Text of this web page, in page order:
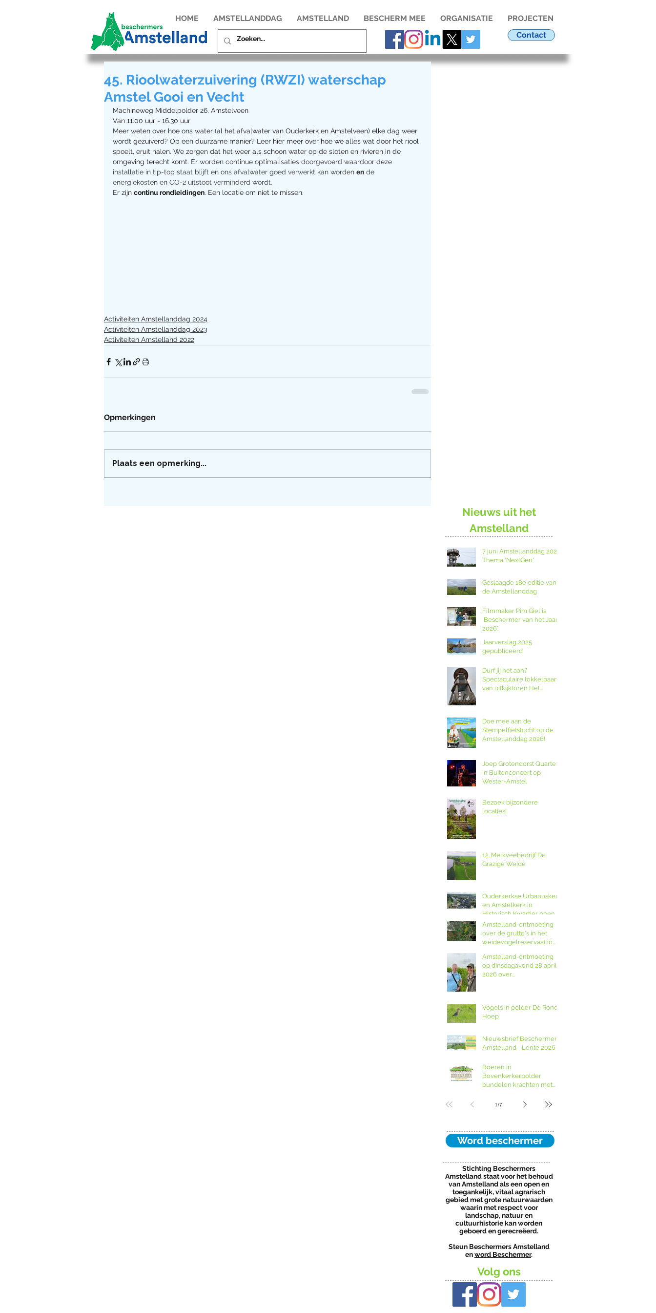
HOME AMSTELLANDDAG AMSTELLAND BESCHERM MEE ORGANISATIE
PROJECTEN
Contact
45. Rioolwaterzuivering (RWZI) waterschap
Amstel Gooi en Vecht
Machineweg Middelpolder 26, Amstelveen
Van 11.00 uur - 16.30 uur
Meer weten over hoe ons water (al het afvalwater van Ouderkerk en Amstelveen) elke dag weer
wordt gezuiverd? Op een duurzame manier? Leer hier meer over hoe we alles wat door het riool
spoelt, eruit halen. We zorgen dat het weer als schoon water op de sloten en rivieren in de
omgeving terecht komt. Er worden continue optimalisaties doorgevoerd waardoor deze
installatie in tip-top staat blijft en ons afvalwater goed verwerkt kan worden en de
energiekosten en CO-2 uitstoot verminderd wordt.
Er zijn continu rondleidingen. Een locatie om niet te missen.
Activiteiten Amstellanddag 2024
Activiteiten Amstellanddag 2023
Activiteiten Amstelland 2022
Opmerkingen
Plaats een opmerking...
Nieuws uit het
Amstelland
7 juni Amstellanddag 2026:
Thema 'NextGen'
Geslaagde 18e editie van
de Amstellanddag
Filmmaker Pim Giel is
‘Beschermer van het Jaar
2026’.
Jaarverslag 2025
gepubliceerd
Durf jij het aan?
Spectaculaire tokkelbaan
van uitkijktoren Het
Doe mee aan de
Stempelfietstocht op de
Amstellanddag 2026!
Joep Grotendorst Quartet
in Buitenconcert op
Wester-Amstel
Bezoek bijzondere
locaties!
12. Melkveebedrijf De
Grazige Weide
Ouderkerkse Urbanuskerk
en Amstelkerk in
Historisch Kwartier open
op Amstellanddag met
rondleidingen,
fototentoonstelling en
Amstelland-ontmoeting
over de grutto's in het
weidevogelreservaat in
Amstelland-ontmoeting
op dinsdagavond 28 april
2026 over
Kwant van Landschap
Noord-Holland
Vogels in polder De Ronde
Hoep
Nieuwsbrief Beschermers
Amstelland - Lente 2026
Boeren in
Bovenkerkerpolder
bundelen krachten met
1/7
Word beschermer
Stichting Beschermers
Amstelland staat voor het behoud
van Amstelland als een open en
toegankelijk, vitaal agrarisch
gebied met grote natuurwaarden
waarin met respect voor
landschap, natuur en
cultuurhistorie kan worden
geboerd en gerecreëerd.
Steun Beschermers Amstelland
enword Beschermer.
Volg ons